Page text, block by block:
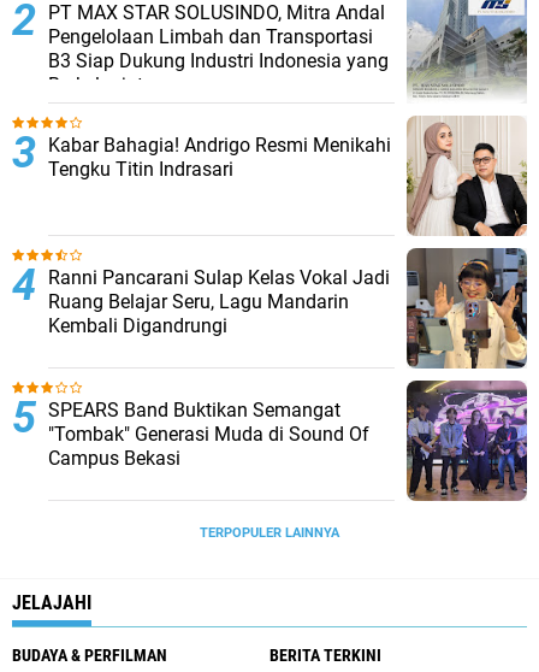
PT MAX STAR SOLUSINDO, Mitra Andal
Pengelolaan Limbah dan Transportasi
B3 Siap Dukung Industri Indonesia yang
Berkelanjutan
Kabar Bahagia! Andrigo Resmi Menikahi
Tengku Titin Indrasari
Ranni Pancarani Sulap Kelas Vokal Jadi
Ruang Belajar Seru, Lagu Mandarin
Kembali Digandrungi
SPEARS Band Buktikan Semangat
"Tombak" Generasi Muda di Sound Of
Campus Bekasi
TERPOPULER LAINNYA
JELAJAHI
BUDAYA & PERFILMAN BERITA TERKINI